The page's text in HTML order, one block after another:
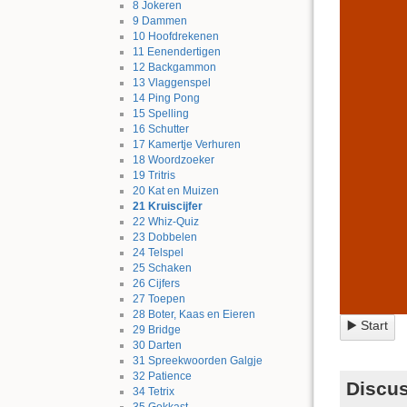
8 Jokeren
9 Dammen
10 Hoofdrekenen
11 Eenendertigen
12 Backgammon
13 Vlaggenspel
14 Ping Pong
15 Spelling
16 Schutter
17 Kamertje Verhuren
18 Woordzoeker
19 Tritris
20 Kat en Muizen
21 Kruiscijfer
22 Whiz-Quiz
23 Dobbelen
24 Telspel
25 Schaken
26 Cijfers
27 Toepen
28 Boter, Kaas en Eieren
29 Bridge
30 Darten
31 Spreekwoorden Galgje
32 Patience
34 Tetrix
▶️ Start